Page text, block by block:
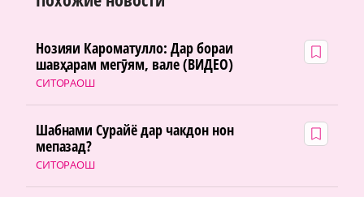
СИТОРАОШ
Нозияи Кароматулло: Дар бораи
шавҳарам мегӯям, вале (ВИДЕО)
СИТОРАОШ
Шабнами Сурайё дар чакдон нон
мепазад?